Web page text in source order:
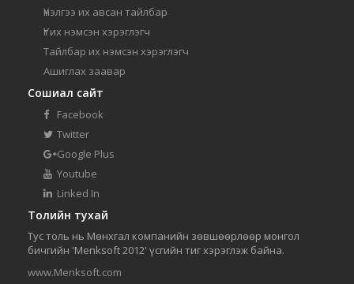
Үнэлгээ их авсан тайлбар
Үг их нэмсэн хэрэглэгч
Тайлбар их нэмсэн хэрэглэгч
Ашиглах заавар
Сошиал сайт
Facebook
Twitter
Google Plus
Youtube
Linked In
Толийн тухай
Тус толь нь Мөнхгал компанийн зөвшөөрлөөр монгол
бичгийн 'Menksoft 2012' үсгийн тиг хэрэглэж байна.
www.Menksoft.com